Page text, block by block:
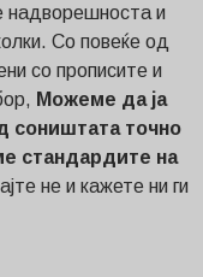
надворешноста и
Со повеќе од
со прописите и
Можеме да ја
соништата точно
стандардите на
не и кажете ни ги